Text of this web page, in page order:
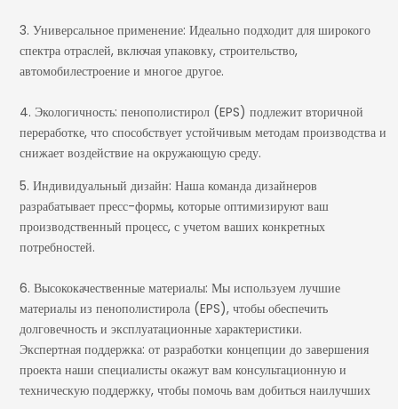
3. Универсальное применение: Идеально подходит для широкого
спектра отраслей, включая упаковку, строительство,
автомобилестроение и многое другое.
4. Экологичность: пенополистирол (EPS) подлежит вторичной
переработке, что способствует устойчивым методам производства и
снижает воздействие на окружающую среду.
5. Индивидуальный дизайн: Наша команда дизайнеров
разрабатывает пресс-формы, которые оптимизируют ваш
производственный процесс, с учетом ваших конкретных
потребностей.
6. Высококачественные материалы: Мы используем лучшие
материалы из пенополистирола (EPS), чтобы обеспечить
долговечность и эксплуатационные характеристики.
Экспертная поддержка: от разработки концепции до завершения
проекта наши специалисты окажут вам консультационную и
техническую поддержку, чтобы помочь вам добиться наилучших